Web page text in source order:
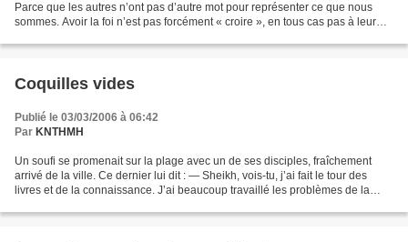
Parce que les autres n’ont pas d’autre mot pour représenter ce que nous
sommes. Avoir la foi n’est pas forcément « croire », en tous cas pas à leur
Coquilles vides
Publié le 03/03/2006 à 06:42
Par KNTHMH
Un soufi se promenait sur la plage avec un de ses disciples, fraîchement
arrivé de la ville. Ce dernier lui dit : — Sheikh, vois-tu, j’ai fait le tour des
livres et de la connaissance. J’ai beaucoup travaillé les problèmes de la